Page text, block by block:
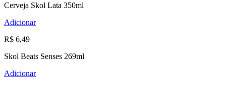
Cerveja Skol Lata 350ml
Adicionar
R$ 6,49
Skol Beats Senses 269ml
Adicionar